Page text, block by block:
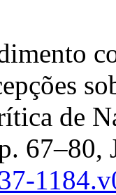
de
67–80,